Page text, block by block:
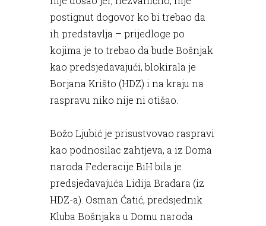
postignut dogovor ko bi trebao da
ih predstavlja – prijedloge po
kojima je to trebao da bude Bošnjak
kao predsjedavajući, blokirala je
Borjana Krišto (HDZ) i na kraju na
raspravu niko nije ni otišao.
Božo Ljubić je prisustvovao raspravi
kao podnosilac zahtjeva, a iz Doma
naroda Federacije BiH bila je
predsjedavajuća Lidija Bradara (iz
HDZ-a). Osman Ćatić, predsjednik
Kluba Bošnjaka u Domu naroda